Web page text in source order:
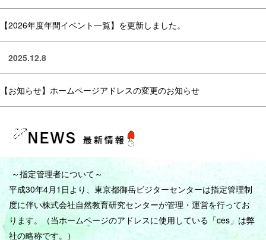
【2026年度年間イベント一覧】を更新しました。
2025.12.8
【お知らせ】ホームページアドレスの変更のお知らせ
～指定管理者について～
平成30年4月1日より、東京都御岳ビジターセンターは指定管理制
度に伴い株式会社自然教育研究センターが管理・運営を行ってお
ります。（当ホームページのアドレスに使用している「ces」は弊
社の略称です。）